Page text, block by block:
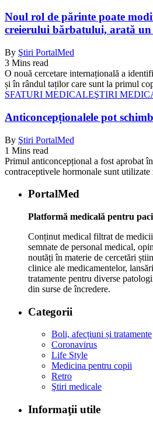
Noul rol de părinte poate
creierului bărbatului, arată
By Ştiri PortalMed
3 Mins read
O nouă cercetare internațională a
și în rândul taților care sunt la primul
SFATURI MEDICALEŞTIRI
Anticoncepționalele pot
By Ştiri PortalMed
1 Mins read
Primul anticoncepțional a fost aprobat
contraceptivele hormonale sunt
PortalMed
Platformă medicală pentru
Conținut medical filtrat de
semnate de personal medical,
noutăți în materie de cercetări
clinice ale medicamentelor,
tratamente pentru diverse
din surse de încredere.
Categorii
Boli, afecțiuni și tratamente
Coronavirus
Life Style
Medicina pentru copii
Retro
Ştiri medicale
Informaţii utile